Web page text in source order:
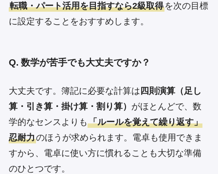
転職・パート活用を目指すなら2級取得を次の目標
に設定することをおすすめします。
Q. 数学が苦手でも大丈夫ですか？
大丈夫です。簿記に必要な計算は 四則演算（足し
算・引き算・掛け算・割り算） がほとんどで、数
学的なセンスよりも 「ルールを覚えて繰り返す」
忍耐力のほうが求められます。電卓も使用できま
すから、電卓に使い方に慣れることも大切な準備
のひとつです。